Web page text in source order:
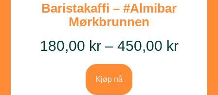
Baristakaffi – #Almibar
Mørkbrunnen
180,00 kr – 450,00 kr
Kjøp nå